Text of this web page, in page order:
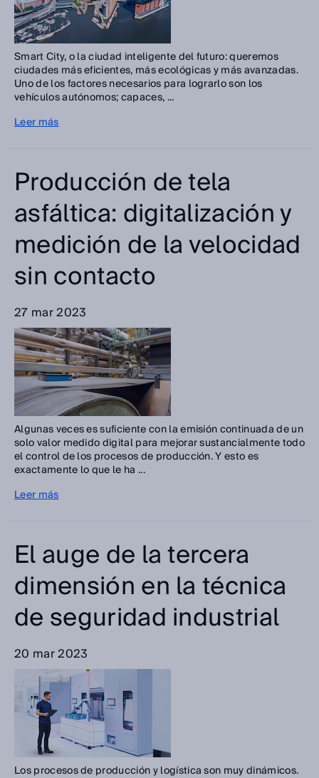
Smart City, o la ciudad inteligente del futuro: queremos
ciudades más eficientes, más ecológicas y más avanzadas.
Uno de los factores necesarios para lograrlo son los
vehículos autónomos; capaces, ...
Leer más
Producción de tela
asfáltica: digitalización y
medición de la velocidad
sin contacto
27 mar 2023
Algunas veces es suficiente con la emisión continuada de un
solo valor medido digital para mejorar sustancialmente todo
el control de los procesos de producción. Y esto es
exactamente lo que le ha ...
Leer más
El auge de la tercera
dimensión en la técnica
de seguridad industrial
20 mar 2023
Los procesos de producción y logística son muy dinámicos.